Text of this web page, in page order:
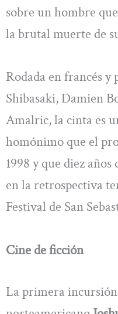
sobre un hombre
la brutal muerte de
Rodada en francés
Shibasaki, Damien
Amalric, la cinta es
homónimo que el
1998 y que diez
en la retrospectiva
Festival de San
Cine de ficción
La primera